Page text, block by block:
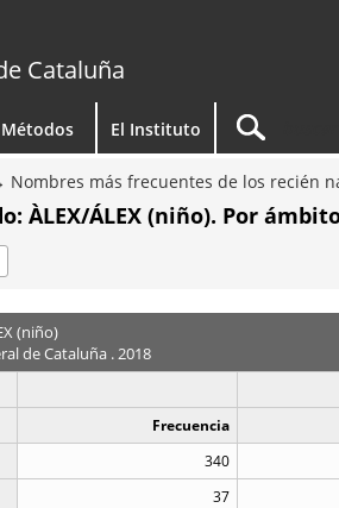
Cataluña
Métodos El Instituto
Nombres más frecuentes de los recién
ÀLEX/ÁLEX (niño). Por
(niño)
de Cataluña . 2018
Frecuencia
340
37